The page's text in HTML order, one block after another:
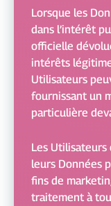
Lorsque les
dans l’intérêt
officielle
intérêts
Utilisateurs
fournissant un
particulière
Les Utilisateurs
leurs Données
fins de
traitement à